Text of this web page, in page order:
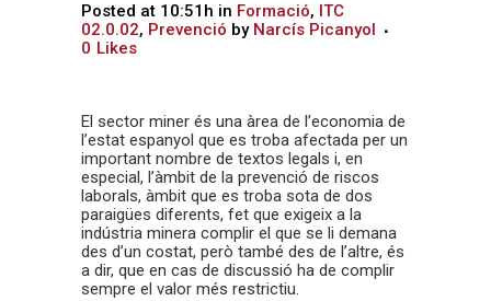
Posted at 10:51h in Formació, ITC
02.0.02, Prevenció by Narcís Picanyol
0 Likes
El sector miner és una àrea de l’economia de
l’estat espanyol que es troba afectada per un
important nombre de textos legals i, en
especial, l’àmbit de la prevenció de riscos
laborals, àmbit que es troba sota de dos
paraigües diferents, fet que exigeix a la
indústria minera complir el que se li demana
des d’un costat, però també des de l’altre, és
a dir, que en cas de discussió ha de complir
sempre el valor més restrictiu.